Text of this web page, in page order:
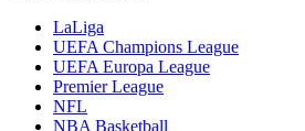
LaLiga
UEFA Champions League
UEFA Europa League
Premier League
NFL
NBA Basketball